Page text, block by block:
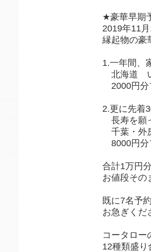
★豪華早期
2019年11
縁起物の豪
1.一年間、
北海道
2000円分
2.更に先着
長寿を願
千葉・外
8000円分
合計1万円
お値段その
既に7名予
お急ぎくだ
コータロー
12種類盛り